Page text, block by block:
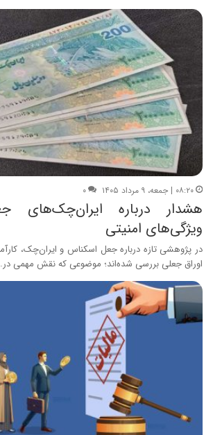
۰۸:۲۰ | جمعه، ۹ مرداد ۱۴۰۵ ۰
هشدار درباره ایران‌چک‌های
ویژگی‌های امنیتی
در پژوهشی تازه درباره جعل اسکناس و ایران‌چک،
اوراق جعلی بررسی شده‌اند؛ موضوعی که نقش مهمی